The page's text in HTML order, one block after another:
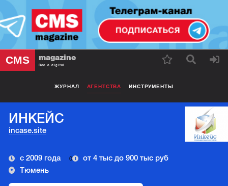
CMS magazine
Все о digital
ЖУРНАЛ АГЕНТСТВА ИНСТРУМЕНТЫ
ИНКЕЙС
incase.site
с 2009 года 0
от 4 тыс до 900 тыс руб
Тюмень